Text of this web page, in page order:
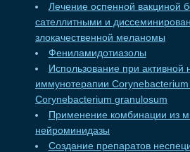
Лечение оспенной вакциной
сателлитными и
злокачественной меланомы
Фениламидотиазолы
Использование при активной
иммунотерапии
Corynebacterium granulosum
Применение комбинации из
нейроминидазы
Создание препаратов